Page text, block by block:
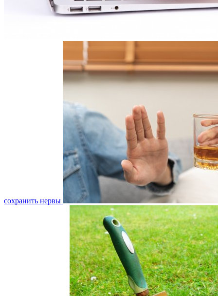
сохранить нервы